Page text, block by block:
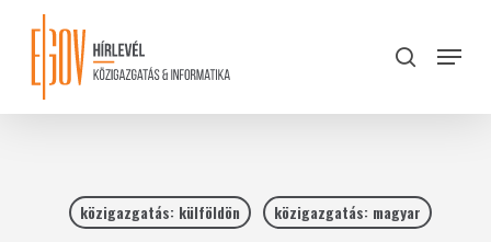
content
search
Menu
közigazgatás: külföldön közigazgatás: magyar
Close